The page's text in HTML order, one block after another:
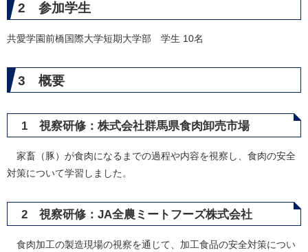
2 参加学生
共愛学園前橋国際大学短期大学部 学生 10名
3 概要
1 視察研修：株式会社群馬県食肉卸売市場
家畜（豚）が食肉になるまでの過程や内容を視察し、食肉の安全
対策について学習しました。
2 視察研修：JA全農ミートフーズ株式会社
食肉加工の製造現場の視察を通じて、加工食品の安全対策につい